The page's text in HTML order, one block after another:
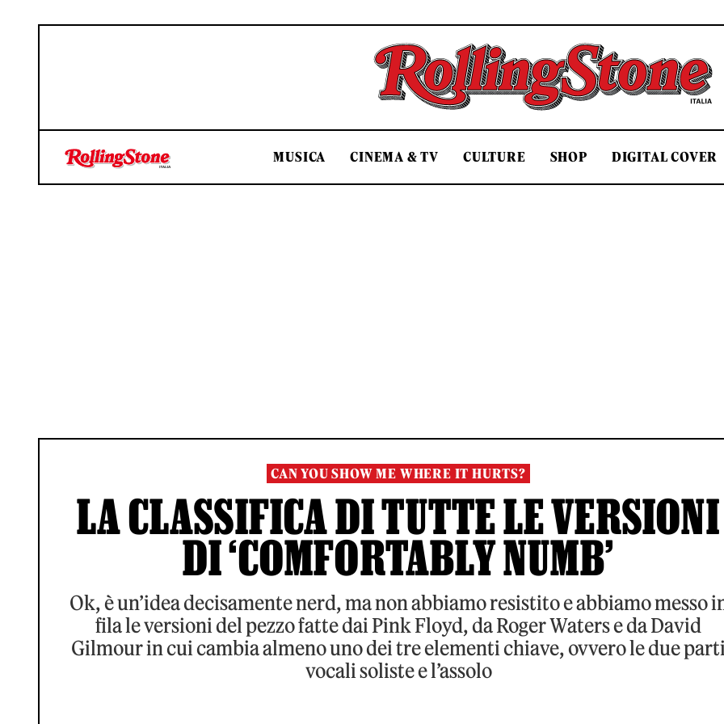
Rolling Stone Italia
MUSICA CINEMA & TV CULTURE SHOP DIGITAL COVER
CAN YOU SHOW ME WHERE IT HURTS?
LA CLASSIFICA DI TUTTE LE VERSIONI
DI ‘COMFORTABLY NUMB’
Ok, è un’idea decisamente nerd, ma non abbiamo resistito e abbiamo messo
fila le versioni del pezzo fatte dai Pink Floyd, da Roger Waters e da David
Gilmour in cui cambia almeno uno dei tre elementi chiave, ovvero le due
vocali soliste e l’assolo